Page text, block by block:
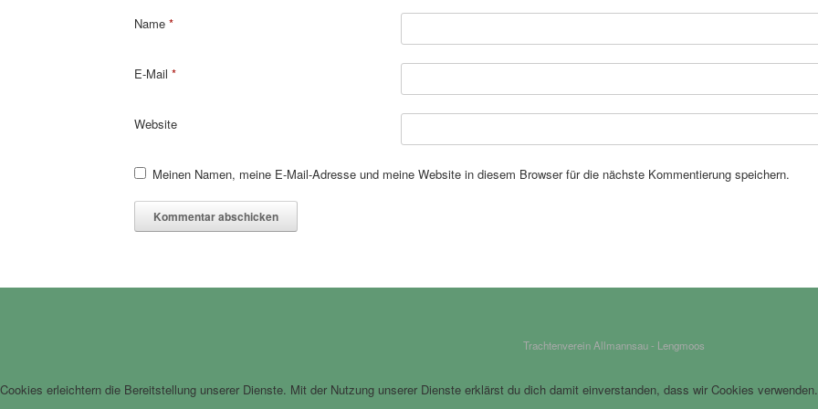
Name *
E-Mail *
Website
Meinen Namen, meine E-Mail-Adresse und meine Website in diesem Browser für die nächste Kommentierung speichern.
Trachtenverein Allmannsau - Lengmoos
Cookies erleichtern die Bereitstellung unserer Dienste. Mit der Nutzung unserer Dienste erklärst du dich damit einverstanden, dass wir Cookies verwenden.